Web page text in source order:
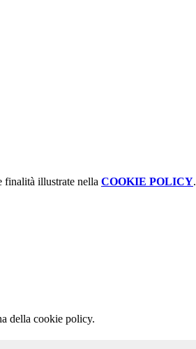
finalità illustrate nella COOKIE POLICY.
della cookie policy.